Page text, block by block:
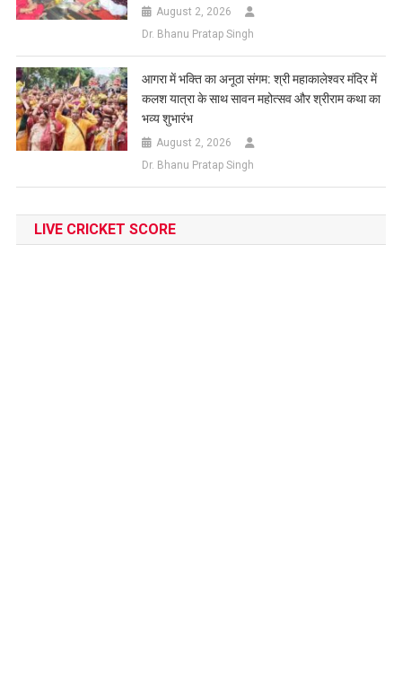
August 2, 2026
Dr. Bhanu Pratap Singh
आगरा में भक्ति का अनूठा संगम: श्री महाकालेश्वर मंदिर में
कलश यात्रा के साथ सावन महोत्सव और श्रीराम कथा का
भव्य शुभारंभ
August 2, 2026
Dr. Bhanu Pratap Singh
LIVE CRICKET SCORE